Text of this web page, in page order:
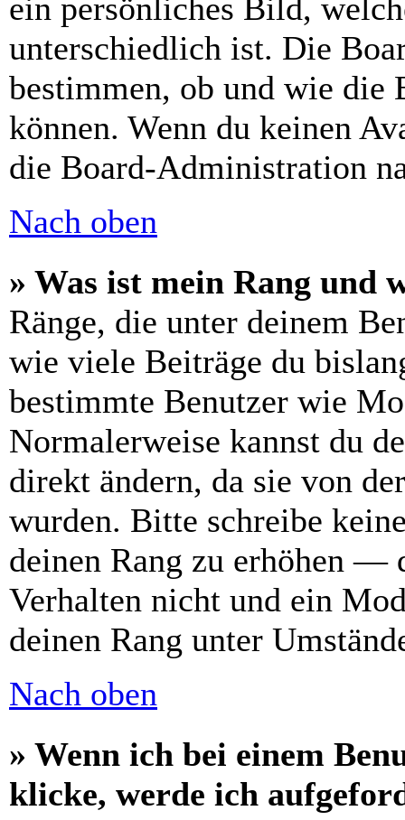
ein persönliches Bild,
unterschiedlich ist. Die
bestimmen, ob und wie die
können. Wenn du keinen
die Board-Administration
Nach oben
» Was ist mein Rang und
Ränge, die unter deinem
wie viele Beiträge du
bestimmte Benutzer wie
Normalerweise kannst du
direkt ändern, da sie von
wurden. Bitte schreibe
deinen Rang zu erhöhen —
Verhalten nicht und ein
deinen Rang unter
Nach oben
» Wenn ich bei einem
klicke, werde ich